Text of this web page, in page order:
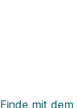
Finde mit